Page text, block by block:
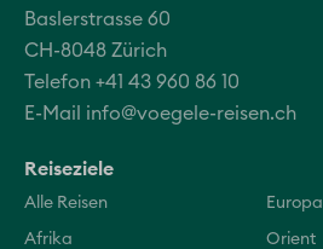
Baslerstrasse 60
CH-8048 Zürich
Telefon +41 43 960 86 10
E-Mail info@voegele-reisen.ch
Reiseziele
Alle Reisen Europa
Afrika Orient